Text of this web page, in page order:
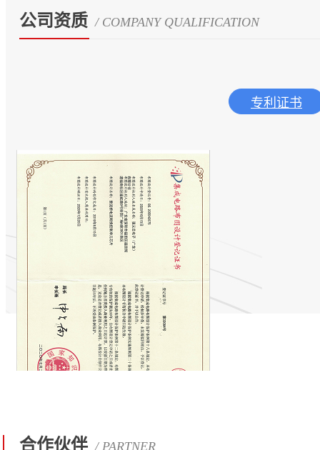
公司资质 / COMPANY QUALIFICATION
专利证书
合作伙伴 / PARTNER